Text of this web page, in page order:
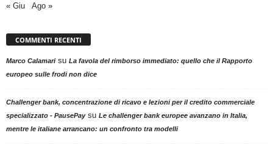
« Giu
Ago »
COMMENTI RECENTI
Marco Calamarisu La favola del rimborso immediato: quello che il Rapporto
europeo sulle frodi non dice
Challenger bank, concentrazione di ricavo e lezioni per il credito commerciale
specializzato - PausePaysu Le challenger bank europee avanzano in Italia,
mentre le italiane arrancano: un confronto tra modelli